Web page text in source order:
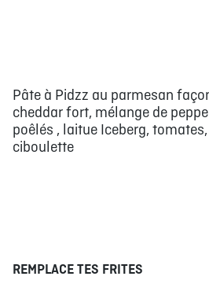
Pâte à Pidzz au parmesan
cheddar fort, mélange de
poêlés , laitue Iceberg,
ciboulette
REMPLACE TES FRITES